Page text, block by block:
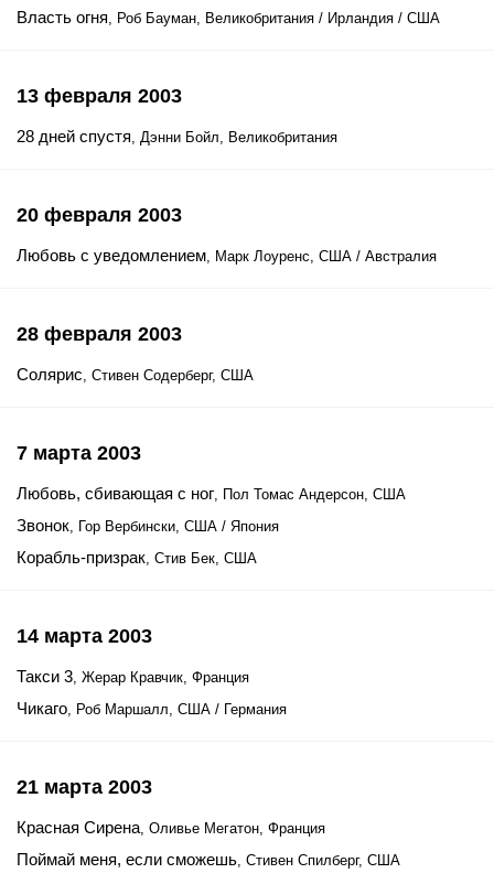
Власть огня, Роб Бауман, Великобритания / Ирландия / США
13 февраля 2003
28 дней спустя, Дэнни Бойл, Великобритания
20 февраля 2003
Любовь с уведомлением, Марк Лоуренс, США / Австралия
28 февраля 2003
Солярис, Стивен Содерберг, США
7 марта 2003
Любовь, сбивающая с ног, Пол Томас Андерсон, США
Звонок, Гор Вербински, США / Япония
Корабль-призрак, Стив Бек, США
14 марта 2003
Такси 3, Жерар Кравчик, Франция
Чикаго, Роб Маршалл, США / Германия
21 марта 2003
Красная Сирена, Оливье Мегатон, Франция
Поймай меня, если сможешь, Стивен Спилберг, США